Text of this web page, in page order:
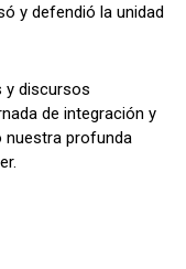
y defendió la unidad
y discursos
de integración y
nuestra profunda